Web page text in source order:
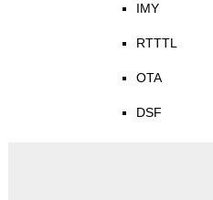
IMY
RTTTL
OTA
DSF